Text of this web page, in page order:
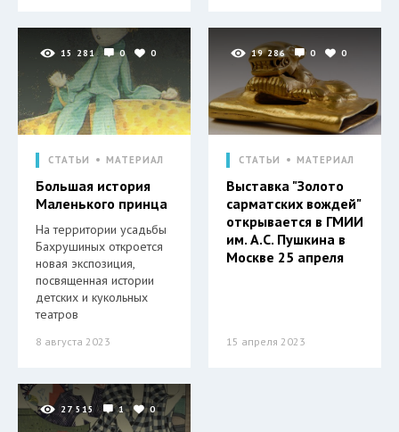
15 281 0 0
СТАТЬИ МАТЕРИАЛ
Большая история
Маленького принца
На территории усадьбы
Бахрушиных откроется
новая экспозиция,
посвященная истории
детских и кукольных
театров
8 августа 2023
19 286 0 0
СТАТЬИ МАТЕРИАЛ
Выставка "Золото
сарматских вождей"
открывается в ГМИИ
им. А.С. Пушкина в
Москве 25 апреля
15 апреля 2023
27 515 1 0